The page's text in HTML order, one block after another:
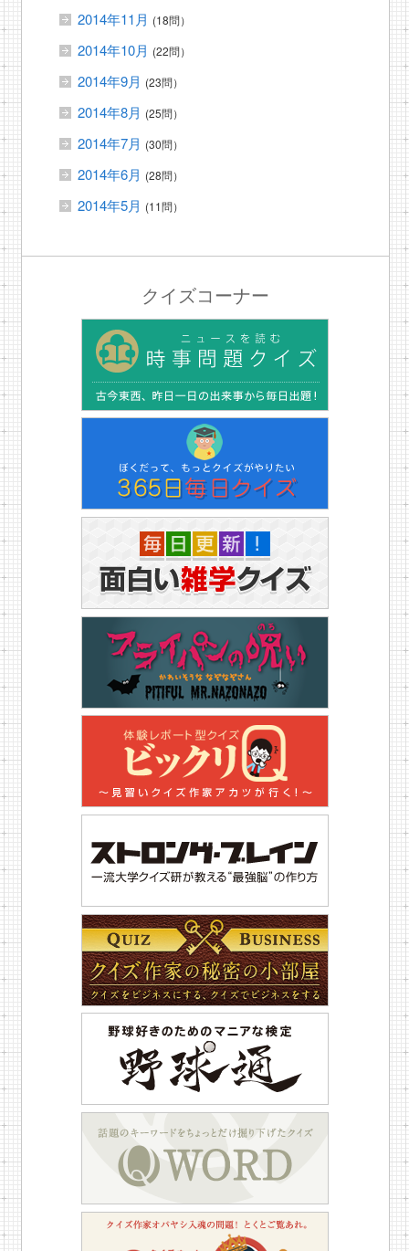
2014年11月 (18問）
2014年10月 (22問）
2014年9月 (23問）
2014年8月 (25問）
2014年7月 (30問）
2014年6月 (28問）
2014年5月 (11問）
クイズコーナー